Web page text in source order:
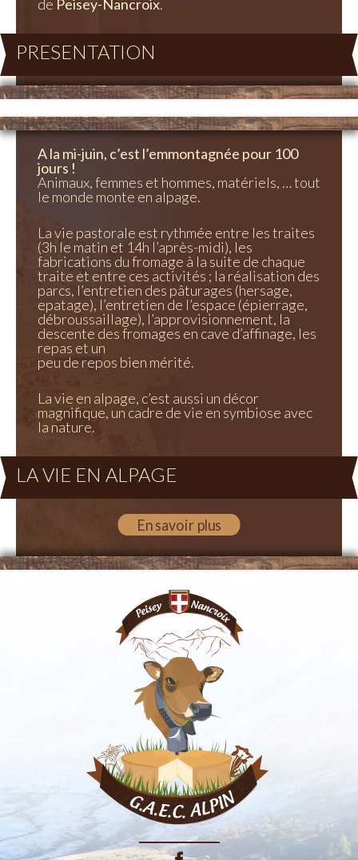
de Peisey-Nancroix.
PRESENTATION
A la mi-juin, c’est l’emmontagnée pour 100
jours !
Animaux, femmes et hommes, matériels, … tout
le monde monte en alpage.
La vie pastorale est rythmée entre les traites
(3h le matin et 14h l’après-midi), les
fabrications du fromage à la suite de chaque
traite et entre ces activités ; la réalisation des
parcs, l’entretien des pâturages (hersage,
epatage), l’entretien de l’espace (épierrage,
débroussaillage), l’approvisionnement, la
descente des fromages en cave d’affinage, les
repas et un
peu de repos bien mérité.
La vie en alpage, c’est aussi un décor
magnifique, un cadre de vie en symbiose avec
la nature.
LA VIE EN ALPAGE
En savoir plus